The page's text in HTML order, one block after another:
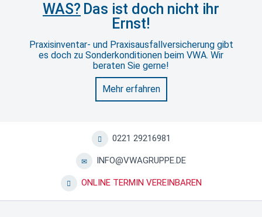
WAS? Das ist doch nicht ihr
Ernst!
Praxisinventar- und Praxisausfallversicherung gibt
es doch zu Sonderkonditionen beim VWA. Wir
beraten Sie gerne!
Mehr erfahren
0221 29216981
INFO@VWAGRUPPE.DE
ONLINE TERMIN VEREINBAREN